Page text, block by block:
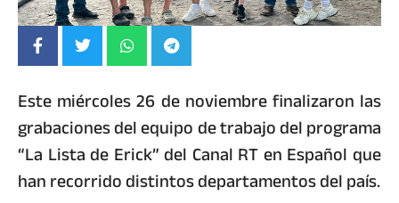
Este miércoles 26 de noviembre finalizaron las
grabaciones del equipo de trabajo del programa
“La Lista de Erick” del Canal RT en Español que
han recorrido distintos departamentos del país.